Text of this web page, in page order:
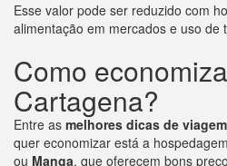
Esse valor pode ser reduzido com
alimentação em mercados e uso de
Como
Cartagena?
Entre as melhores dicas de
quer economizar está a
ou Manga, que oferecem bons